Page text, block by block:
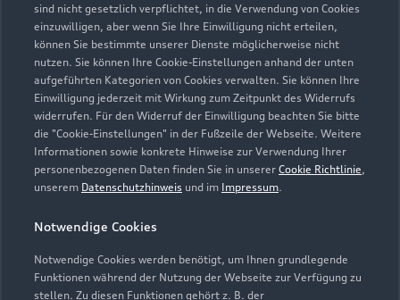
sind nicht gesetzlich verpflichtet, in die Verwendung von Cookies
einzuwilligen, aber wenn Sie Ihre Einwilligung nicht erteilen,
können Sie bestimmte unserer Dienste möglicherweise nicht
nutzen. Sie können Ihre Cookie-Einstellungen anhand der unten
aufgeführten Kategorien von Cookies verwalten. Sie können Ihre
Einwilligung jederzeit mit Wirkung zum Zeitpunkt des Widerrufs
widerrufen. Für den Widerruf der Einwilligung beachten Sie bitte
die "Cookie-Einstellungen" in der Fußzeile der Webseite. Weitere
Informationen sowie konkrete Hinweise zur Verwendung Ihrer
personenbezogenen Daten finden Sie in unserer Cookie Richtlinie,
unserem Datenschutzhinweis und im Impressum.
Notwendige Cookies
Notwendige Cookies werden benötigt, um Ihnen grundlegende
Funktionen während der Nutzung der Webseite zur Verfügung zu
stellen. Zu diesen Funktionen gehört z. B. der
08:00